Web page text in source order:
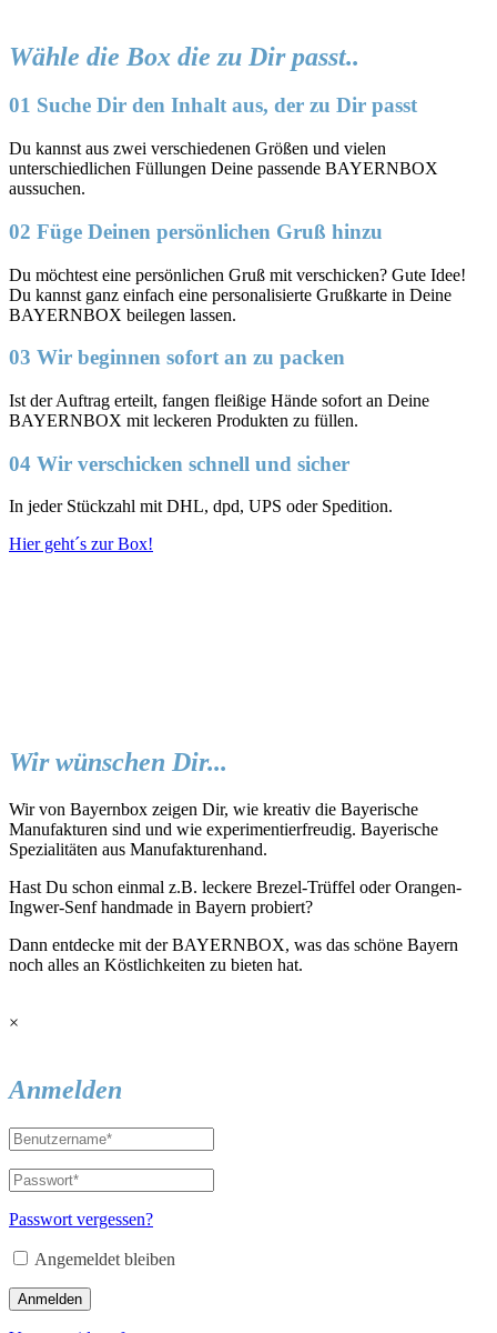
Wähle die Box die zu Dir passt..
01 Suche Dir den Inhalt aus, der zu Dir passt
Du kannst aus zwei verschiedenen Größen und vielen
unterschiedlichen Füllungen Deine passende BAYERNBOX
aussuchen.
02 Füge Deinen persönlichen Gruß hinzu
Du möchtest eine persönlichen Gruß mit verschicken? Gute Idee!
Du kannst ganz einfach eine personalisierte Grußkarte in Deine
BAYERNBOX beilegen lassen.
03 Wir beginnen sofort an zu packen
Ist der Auftrag erteilt, fangen fleißige Hände sofort an Deine
BAYERNBOX mit leckeren Produkten zu füllen.
04 Wir verschicken schnell und sicher
In jeder Stückzahl mit DHL, dpd, UPS oder Spedition.
Hier geht´s zur Box!
Wir wünschen Dir...
Wir von Bayernbox zeigen Dir, wie kreativ die Bayerische
Manufakturen sind und wie experimentierfreudig. Bayerische
Spezialitäten aus Manufakturenhand.
Hast Du schon einmal z.B. leckere Brezel-Trüffel oder Orangen-
Ingwer-Senf handmade in Bayern probiert?
Dann entdecke mit der BAYERNBOX, was das schöne Bayern
noch alles an Köstlichkeiten zu bieten hat.
×
Anmelden
Passwort vergessen?
Angemeldet bleiben
Anmelden